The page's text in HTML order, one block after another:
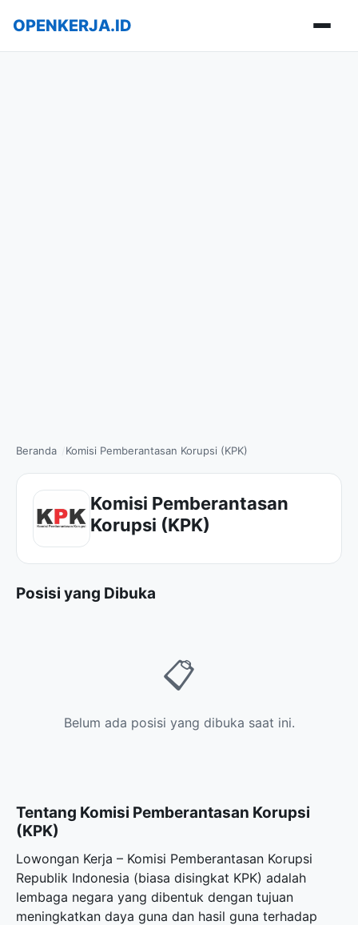
OPENKERJA.ID
Beranda Komisi Pemberantasan Korupsi (KPK)
Komisi Pemberantasan
Korupsi (KPK)
Posisi yang Dibuka
📋
Belum ada posisi yang dibuka saat ini.
Tentang Komisi Pemberantasan Korupsi
(KPK)
Lowongan Kerja – Komisi Pemberantasan Korupsi
Republik Indonesia (biasa disingkat KPK) adalah
lembaga negara yang dibentuk dengan tujuan
meningkatkan daya guna dan hasil guna terhadap